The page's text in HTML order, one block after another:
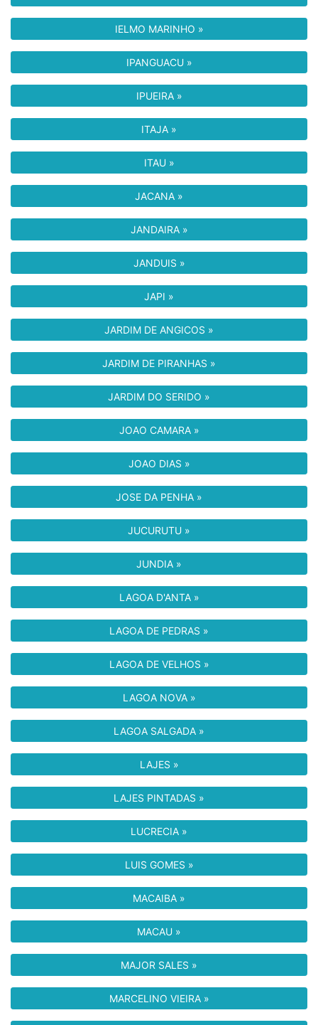
IELMO MARINHO »
IPANGUACU »
IPUEIRA »
ITAJA »
ITAU »
JACANA »
JANDAIRA »
JANDUIS »
JAPI »
JARDIM DE ANGICOS »
JARDIM DE PIRANHAS »
JARDIM DO SERIDO »
JOAO CAMARA »
JOAO DIAS »
JOSE DA PENHA »
JUCURUTU »
JUNDIA »
LAGOA D'ANTA »
LAGOA DE PEDRAS »
LAGOA DE VELHOS »
LAGOA NOVA »
LAGOA SALGADA »
LAJES »
LAJES PINTADAS »
LUCRECIA »
LUIS GOMES »
MACAIBA »
MACAU »
MAJOR SALES »
MARCELINO VIEIRA »